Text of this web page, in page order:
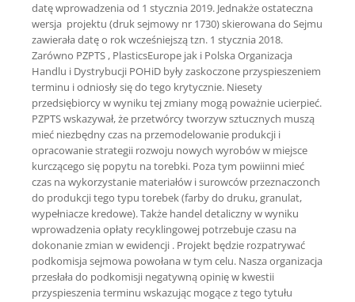
datę wprowadzenia od 1 stycznia 2019. Jednakże ostateczna
wersja projektu (druk sejmowy nr 1730) skierowana do Sejmu
zawierała datę o rok wcześniejszą tzn. 1 stycznia 2018.
Zarówno PZPTS , PlasticsEurope jak i Polska Organizacja
Handlu i Dystrybucji POHiD były zaskoczone przyspieszeniem
terminu i odniosły się do tego krytycznie. Niesety
przedsiębiorcy w wyniku tej zmiany mogą poważnie ucierpieć.
PZPTS wskazywał, że przetwórcy tworzyw sztucznych muszą
mieć niezbędny czas na przemodelowanie produkcji i
opracowanie strategii rozwoju nowych wyrobów w miejsce
kurczącego się popytu na torebki. Poza tym powiinni mieć
czas na wykorzystanie materiałów i surowców przeznaczonch
do produkcji tego typu torebek (farby do druku, granulat,
wypełniacze kredowe). Także handel detaliczny w wyniku
wprowadzenia opłaty recyklingowej potrzebuje czasu na
dokonanie zmian w ewidencji . Projekt będzie rozpatrywać
podkomisja sejmowa powołana w tym celu. Nasza organizacja
przesłała do podkomisji negatywną opinię w kwestii
przyspieszenia terminu wskazując mogące z tego tytułu